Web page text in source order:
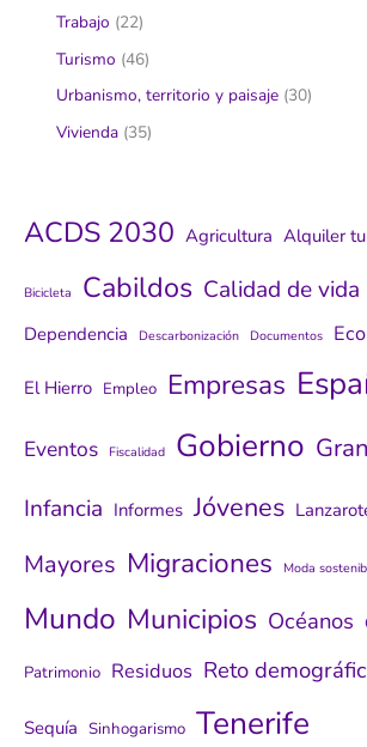
Trabajo (22)
Turismo (46)
Urbanismo, territorio y paisaje (30)
Vivienda (35)
ACDS 2030 Agricultura Alquiler
Bicicleta Cabildos Calidad de vida
Dependencia Descarbonización Documentos
El Hierro Empleo Empresas
Eventos Fiscalidad Gobierno
Infancia Informes Jóvenes
Mayores Migraciones Moda
Mundo Municipios Océanos
Patrimonio Residuos Reto
Sequía Sinhogarismo Tenerife